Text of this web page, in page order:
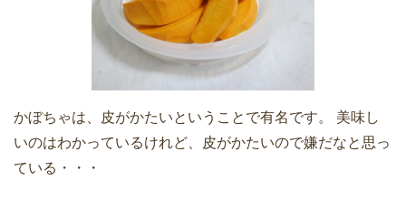
かぼちゃは、皮がかたいということで有名です。 美味し
いのはわかっているけれど、皮がかたいので嫌だなと思っ
ている・・・